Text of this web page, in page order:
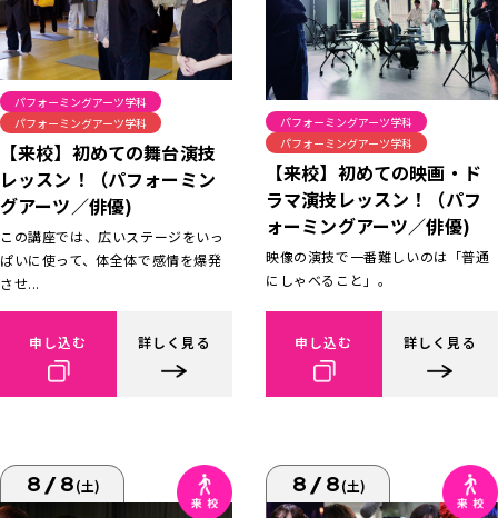
パフォーミングアーツ学科
パフォーミングアーツ学科
【来校】初めての舞台演技
レッスン！（パフォーミン
グアーツ／俳優)
この講座では、広いステージをいっ
ぱいに使って、体全体で感情を爆発
させ...
申し込む 詳しく見る
パフォーミングアーツ学科
パフォーミングアーツ学科
【来校】初めての映画・ド
ラマ演技レッスン！（パフ
ォーミングアーツ／俳優)
映像の演技で一番難しいのは「普通
にしゃべること」。
申し込む 詳しく見る
8/8(土) 8/8(土)